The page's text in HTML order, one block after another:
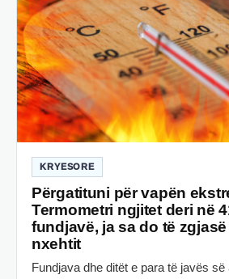
KRYESORE
Përgatituni për vapën
Termometri ngjitet deri në
fundjavë, ja sa do të zgjasë
nxehtit
Fundjava dhe ditët e para të javës